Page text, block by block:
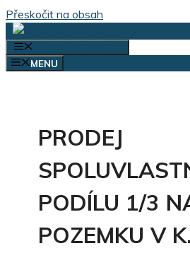
Přeskočit na obsah
MENU
PRODEJ
PODÍLU 1/3
POZEMKU V